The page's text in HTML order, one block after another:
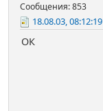
Сообщения: 853
18.08.03, 08:12:19
ОК